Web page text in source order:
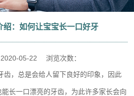
绍：如何让宝宝长一口好牙
2020-05-22 浏览次数：
齿，总是会给人留下良好的印象，因此
长一口漂亮的牙齿，为此许多家长会向